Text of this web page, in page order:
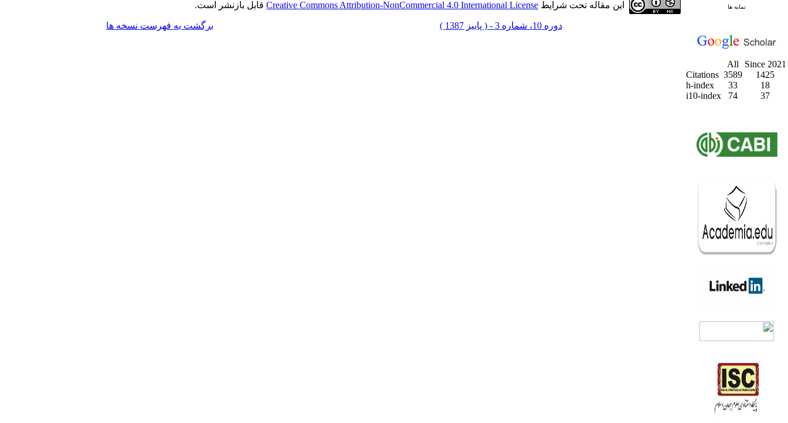
نمایه ها
All
Since 2021
Citations 3589
1425
h-index
33
18
i10-index
74 37
این مقاله تحت شرایط Creative Commons Attribution-NonCommercial 4.0 International License قابل بازنشر است.
دوره 10، شماره 3 - ( پاييز 1387 ) برگشت به فهرست نسخه ها